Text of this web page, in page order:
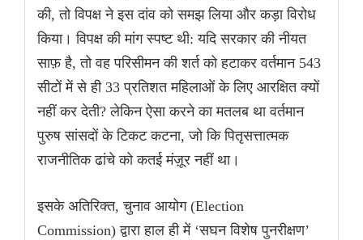
की, तो विपक्ष ने इस दांव को समझ लिया और कड़ा विरोध
किया। विपक्ष की मांग स्पष्ट थी: यदि सरकार की नीयत
साफ़ है, तो वह परिसीमन की शर्त को हटाकर वर्तमान 543
सीटों में से ही 33 प्रतिशत महिलाओं के लिए आरक्षित क्यों
नहीं कर देती? लेकिन ऐसा करने का मतलब था वर्तमान
पुरुष सांसदों के टिकट कटना, जो कि पितृसत्तात्मक
राजनीतिक ढांचे को कतई मंज़ूर नहीं था।
इसके अतिरिक्त, चुनाव आयोग (Election
Commission) द्वारा हाल ही में ‘सघन विशेष पुनरीक्षण’